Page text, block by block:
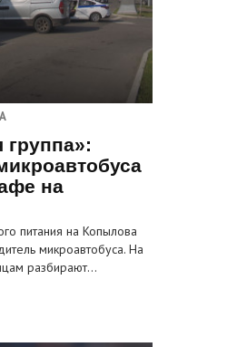
группа»:
на
питания на Копылова
микроавтобуса. На
разбирают…